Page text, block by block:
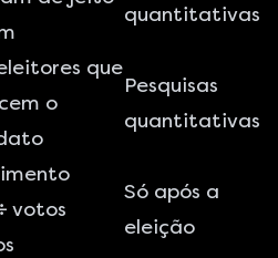
quantitativas
que
o
Pesquisas
quantitativas
votos
Só após a
eleição